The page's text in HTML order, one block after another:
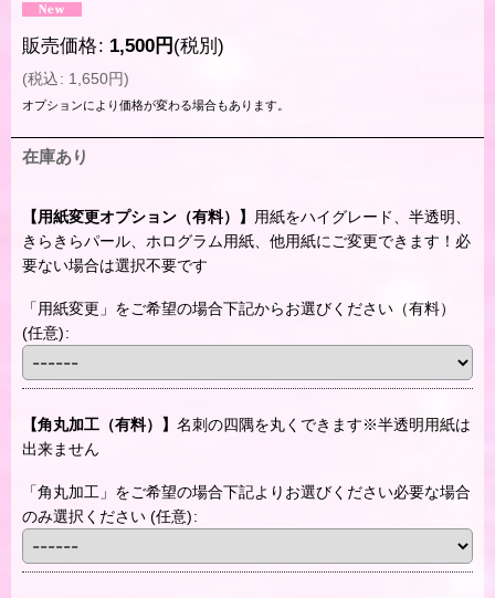
販売価格: 1,500円 (税別)
(税込: 1,650円)
オプションにより価格が変わる場合もあります。
在庫あり
【用紙変更オプション（有料）】 用紙をハイグレード、半透明、
きらきらパール、ホログラム用紙、他用紙にご変更できます！必
要ない場合は選択不要です
「用紙変更」をご希望の場合下記からお選びください（有料）
(任意):
【角丸加工（有料）】 名刺の四隅を丸くできます※半透明用紙は
出来ません
「角丸加工」をご希望の場合下記よりお選びください必要な場合
のみ選択ください (任意):